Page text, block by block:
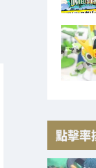
點擊率